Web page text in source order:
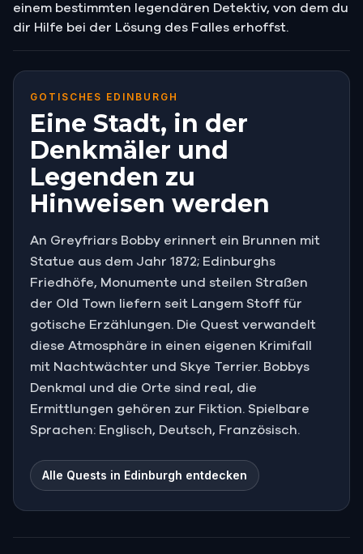
einem bestimmten legendären Detektiv, von dem du
dir Hilfe bei der Lösung des Falles erhoffst.
GOTISCHES EDINBURGH
Eine Stadt, in der
Denkmäler und
Legenden zu
Hinweisen werden
An Greyfriars Bobby erinnert ein Brunnen mit
Statue aus dem Jahr 1872; Edinburghs
Friedhöfe, Monumente und steilen Straßen
der Old Town liefern seit Langem Stoff für
gotische Erzählungen. Die Quest verwandelt
diese Atmosphäre in einen eigenen Krimifall
mit Nachtwächter und Skye Terrier. Bobbys
Denkmal und die Orte sind real, die
Ermittlungen gehören zur Fiktion. Spielbare
Sprachen: Englisch, Deutsch, Französisch.
Alle Quests in Edinburgh entdecken